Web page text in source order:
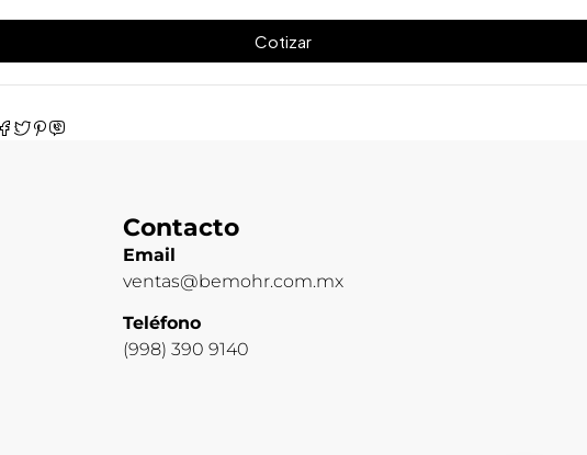
Cotizar
Contacto
Email
ventas@bemohr.com.mx
Teléfono
(998) 390 9140